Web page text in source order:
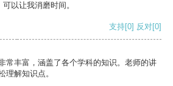
以让我消磨时间。
支持[0] 反对[0]
常丰富，涵盖了各个学科的知识。老师的讲
理解知识点。